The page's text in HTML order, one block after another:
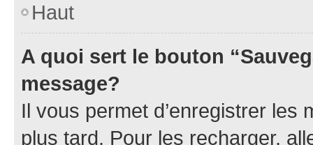
Haut
A quoi sert le bouton
message?
Il vous permet d’enregistrer
plus tard. Pour les recharger,